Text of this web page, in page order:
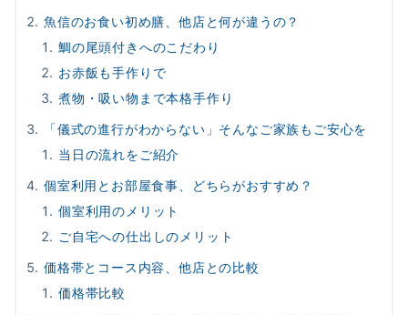
魚信のお食い初め膳、他店と何が違うの？
鯛の尾頭付きへのこだわり
お赤飯も手作りで
煮物・吸い物まで本格手作り
「儀式の進行がわからない」そんなご家族もご安心を
当日の流れをご紹介
個室利用とお部屋食事、どちらがおすすめ？
個室利用のメリット
ご自宅への仕出しのメリット
価格帯とコース内容、他店との比較
価格帯比較